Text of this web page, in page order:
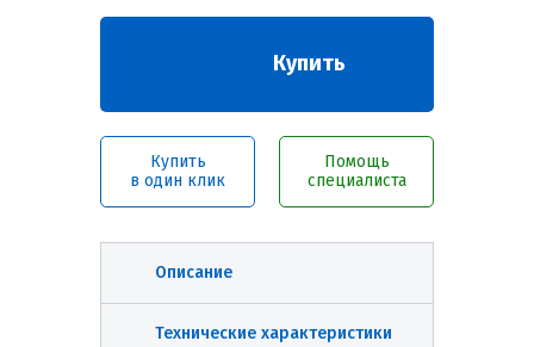
Купить
Купить
в один клик
Помощь
специалиста
Описание
Технические характеристики